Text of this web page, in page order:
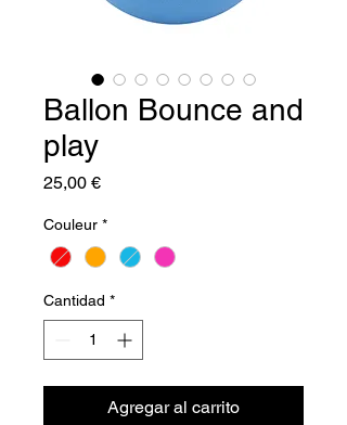
Ballon Bounce and
play
25,00 €Precio
Couleur *
Cantidad *
Agregar al carrito